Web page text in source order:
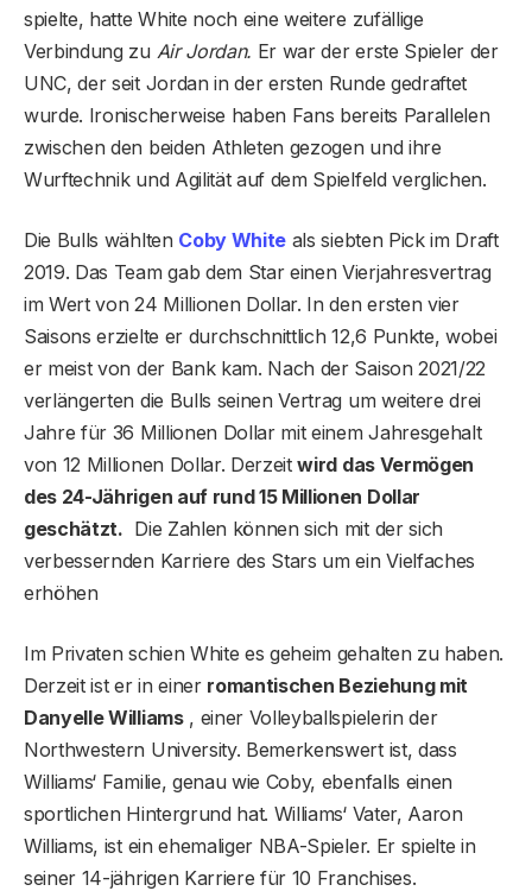
spielte, hatte White noch eine weitere zufällige
Verbindung zu Air Jordan. Er war der erste Spieler der
UNC, der seit Jordan in der ersten Runde gedraftet
wurde. Ironischerweise haben Fans bereits Parallelen
zwischen den beiden Athleten gezogen und ihre
Wurftechnik und Agilität auf dem Spielfeld verglichen.
Die Bulls wählten Coby White als siebten Pick im Draft
2019. Das Team gab dem Star einen Vierjahresvertrag
im Wert von 24 Millionen Dollar. In den ersten vier
Saisons erzielte er durchschnittlich 12,6 Punkte, wobei
er meist von der Bank kam. Nach der Saison 2021/22
verlängerten die Bulls seinen Vertrag um weitere drei
Jahre für 36 Millionen Dollar mit einem Jahresgehalt
von 12 Millionen Dollar. Derzeitwird das Vermögen
des 24-Jährigen auf rund 15 Millionen Dollar
geschätzt. Die Zahlen können sich mit der sich
verbessernden Karriere des Stars um ein Vielfaches
erhöhen
Im Privaten schien White es geheim gehalten zu haben.
Derzeit ist er in einer romantischen Beziehung mit
Danyelle Williams, einer Volleyballspielerin der
Northwestern University. Bemerkenswert ist, dass
Williams‘ Familie, genau wie Coby, ebenfalls einen
sportlichen Hintergrund hat. Williams‘ Vater, Aaron
Williams, ist ein ehemaliger NBA-Spieler. Er spielte in
seiner 14-jährigen Karriere für 10 Franchises.